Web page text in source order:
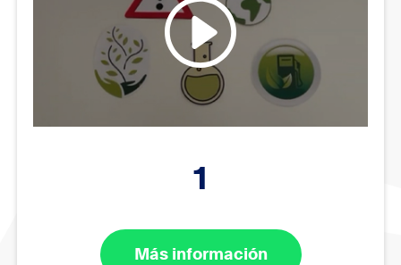
1
Más información